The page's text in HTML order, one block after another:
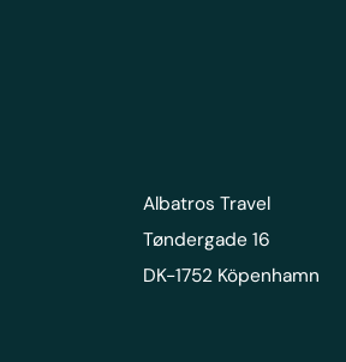
Albatros Travel
Tøndergade 16
DK-1752 Köpenhamn